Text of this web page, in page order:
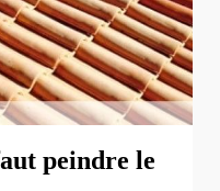
peindre le